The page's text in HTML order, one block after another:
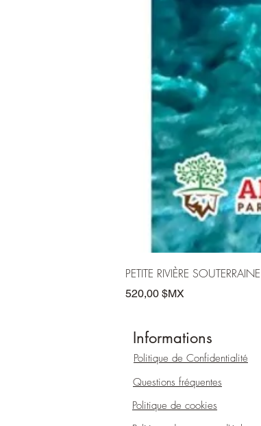
PETITE RIVIÈRE SOUTERRAINE
Prix
520,00 $MX
Informations
Politique de Confidentialité
Questions fréquentes
Politique de cookies